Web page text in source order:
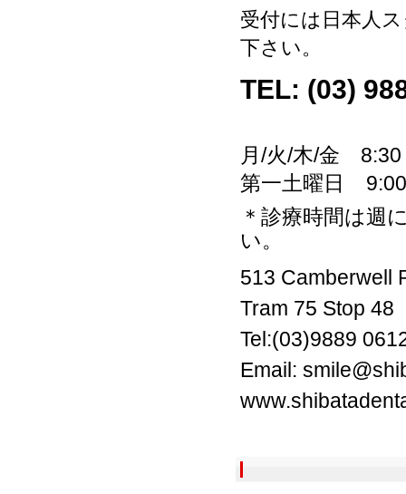
受付には日本人
下さい。
TEL: (03)
月/火/木/金 8:30
第一土曜日
＊診療時間は週
い。
513 Camberwell
Tram 75 Stop 48
Tel:(03)9889
Email: